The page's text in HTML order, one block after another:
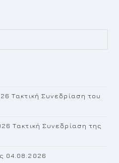
Τακτική Συνεδρίαση του
Τακτική Συνεδρίαση της
04.08.2026